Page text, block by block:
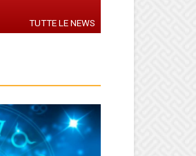
TUTTE LE NEWS